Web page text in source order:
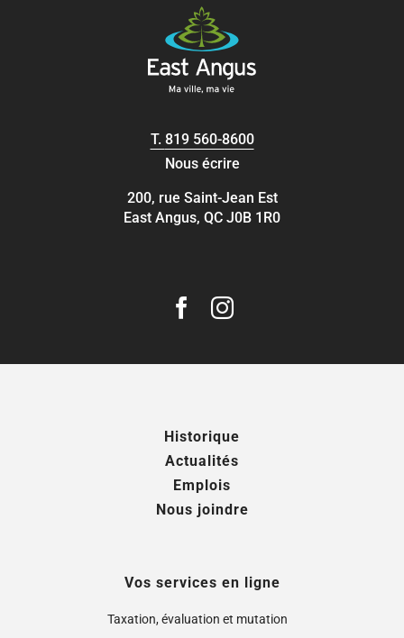
T. 819 560-8600
Nous écrire
200, rue Saint-Jean Est
East Angus, QC J0B 1R0
Historique
Actualités
Emplois
Nous joindre
Vos services en ligne
Taxation, évaluation et mutation